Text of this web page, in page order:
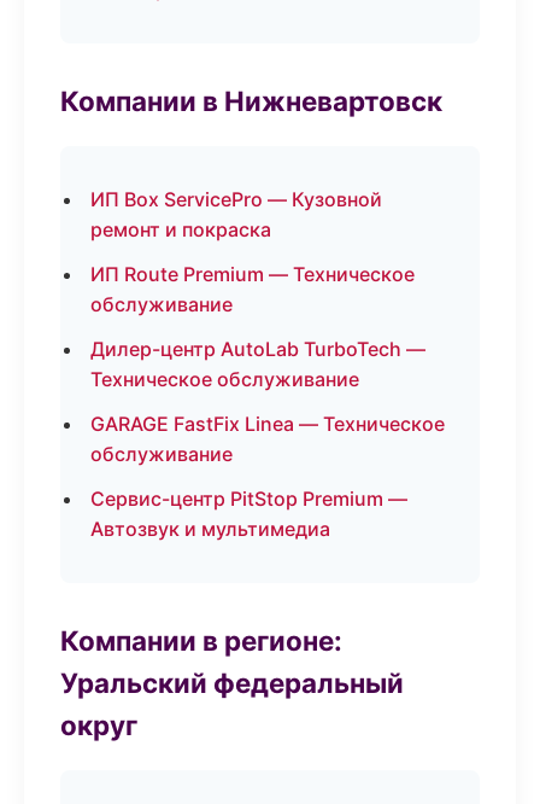
Компании в Нижневартовск
ИП Box ServicePro — Кузовной
ремонт и покраска
ИП Route Premium — Техническое
обслуживание
Дилер-центр AutoLab TurboTech —
Техническое обслуживание
GARAGE FastFix Linea — Техническое
обслуживание
Сервис-центр PitStop Premium —
Автозвук и мультимедиа
Компании в регионе:
Уральский федеральный
округ